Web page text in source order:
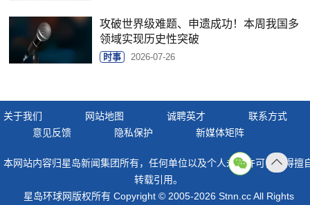
攻破世界级难题、申遗成功！本周我国多
领域实现历史性突破
时事 2026-07-26
关于我们 网站地图 诚聘英才
联系方式
意见反馈
隐私保护 新媒体矩阵
本网站内容归星岛新闻集团所有，任何单位以及个人未经许可，不得擅
转载引用。
星岛环球网版权所有 Copyright © 2005-2026 Stnn.cc All Rights
顶部